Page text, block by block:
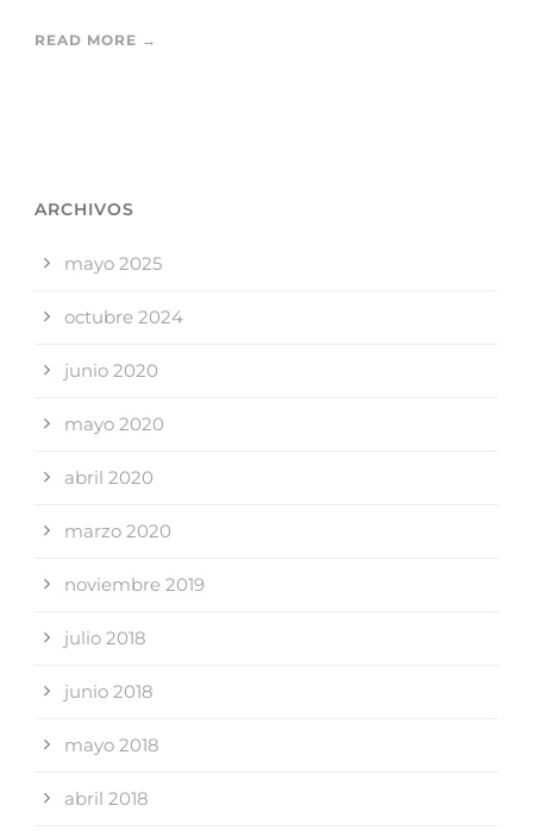
READ MORE →
ARCHIVOS
mayo 2025
octubre 2024
junio 2020
mayo 2020
abril 2020
marzo 2020
noviembre 2019
julio 2018
junio 2018
mayo 2018
abril 2018